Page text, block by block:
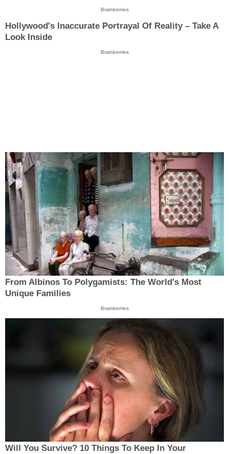
Brainberries
Hollywood's Inaccurate Portrayal Of Reality – Take A
Look Inside
Brainberries
From Albinos To Polygamists: The World's Most
Unique Families
Brainberries
Will You Survive? 10 Things To Keep In Your